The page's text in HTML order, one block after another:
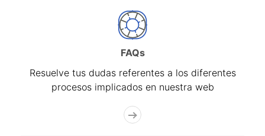
FAQs
Resuelve tus dudas referentes a los diferentes
procesos implicados en nuestra web